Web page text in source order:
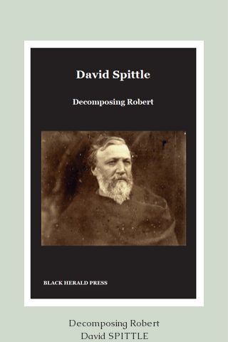
Decomposing Robert
David SPITTLE